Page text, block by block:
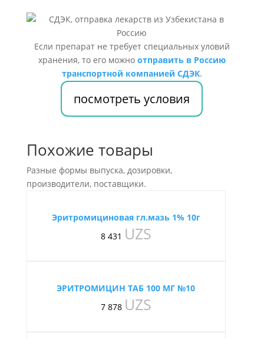
Если препарат не требует специальных уловий
хранения, то его можно отправить в Россию
транспортной компанией СДЭК.
посмотреть условия
Похожие товары
Разные формы выпуска, дозировки,
производители, поставщики.
Эритромициновая гл.мазь 1% 10г
8 431 UZS
ЭРИТРОМИЦИН ТАБ 100 МГ №10
7 878 UZS